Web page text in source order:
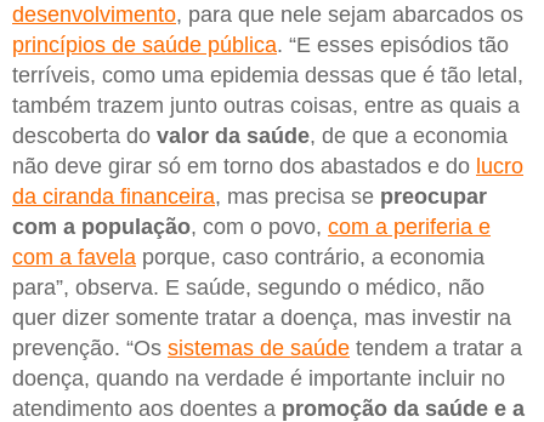
desenvolvimento, para que nele sejam abarcados os
princípios de saúde pública. “E esses episódios tão
terríveis, como uma epidemia dessas que é tão letal,
também trazem junto outras coisas, entre as quais a
descoberta do valor da saúde, de que a economia
não deve girar só em torno dos abastados e do lucro
da ciranda financeira, mas precisa se preocupar
com a população, com o povo, com a periferia e
com a favela porque, caso contrário, a economia
para”, observa. E saúde, segundo o médico, não
quer dizer somente tratar a doença, mas investir na
prevenção. “Os sistemas de saúde tendem a tratar a
doença, quando na verdade é importante incluir no
atendimento aos doentes a promoção da saúde e a